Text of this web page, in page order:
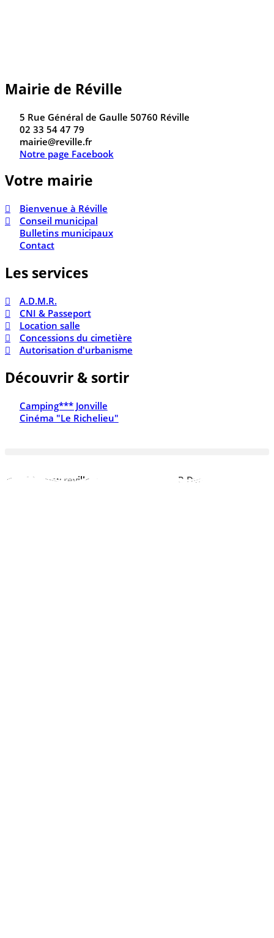
Mairie de Réville
5 Rue Général de Gaulle 50760 Réville
02 33 54 47 79
mairie@reville.fr
Notre page Facebook
Votre mairie
Bienvenue à Réville
Conseil municipal
Bulletins municipaux
Contact
Les services
A.D.M.R.
CNI & Passeport
Location salle
Concessions du cimetière
Autorisation d'urbanisme
Découvrir & sortir
Camping*** Jonville
Cinéma "Le Richelieu"
© 2026 www.reville.fr - Une réalisation R Dynamics